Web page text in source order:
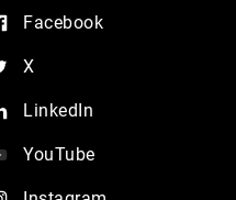
Facebook
X
LinkedIn
YouTube